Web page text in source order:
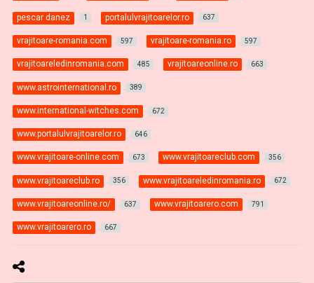
pescar danez 1 portalulvrajitoarelor.ro 637
vrajitoare-romania.com 597 vrajitoare-romania.ro 597
vrajitoareledinromania.com 485 vrajitoareonline.ro 663
www.astrointernational.ro 389
www.international-witches.com 672
www.portalulvrajitoarelor.ro 646
www.vrajitoare-online.com 673 www.vrajitoareclub.com 356
www.vrajitoareclub.ro 356 www.vrajitoareledinromania.ro 672
www.vrajitoareonline.ro/ 637 www.vrajitoarero.com 791
www.vrajitoarero.ro 667